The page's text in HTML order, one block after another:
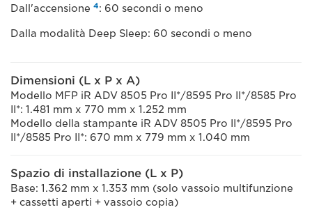
Dall'accensione 4: 60 secondi o meno
Dalla modalità Deep Sleep: 60 secondi o meno
Dimensioni (L x P x A)
Modello MFP iR ADV 8505 Pro II*/8595 Pro II*/8585 Pro
II*: 1.481 mm x 770 mm x 1.252 mm
Modello della stampante iR ADV 8505 Pro II*/8595 Pro
II*/8585 Pro II*: 670 mm x 779 mm x 1.040 mm
Spazio di installazione (L x P)
Base: 1.362 mm x 1.353 mm (solo vassoio multifunzione
+ cassetti aperti + vassoio copia)